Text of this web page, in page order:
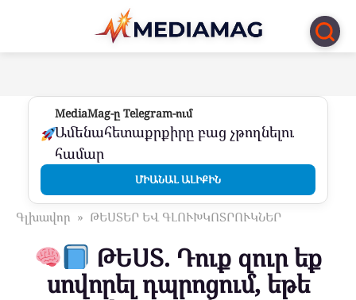
Перейти
контенту
MediaMag-ը Telegram-ում
Ամենահետաքրքիրը բաց չթողնելու
համար
ՄԻԱՆԱԼ ԱԼԻՔԻՆ
Գլխավոր » ԹԵՍՏԵՐ ԵՎ ԳԼՈՒԽԿՈՏՐՈՒԿՆԵՐ
ԹԵՍՏ. Դուք զուր եք
սովորել դպրոցում, եթե